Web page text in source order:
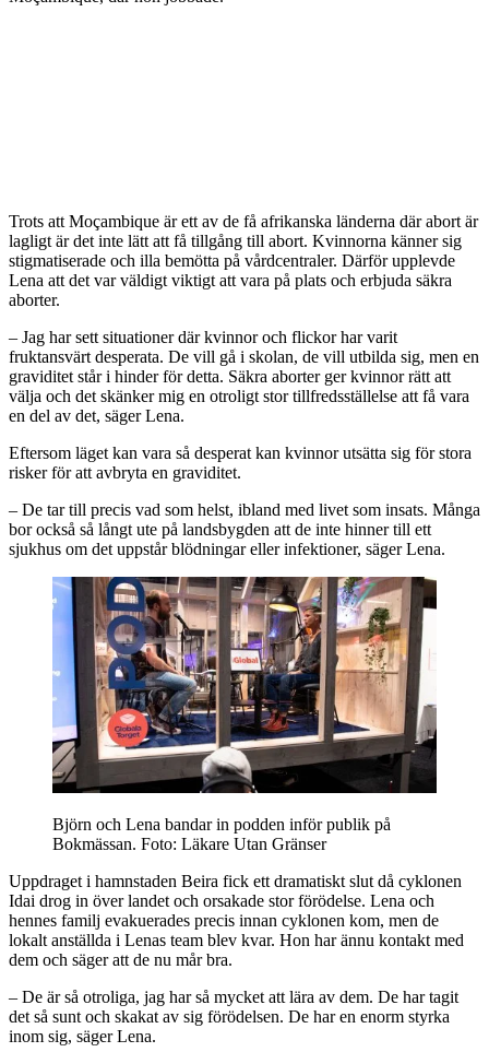
Trots att Moçambique är ett av de få afrikanska länderna där abort är
lagligt är det inte lätt att få tillgång till abort. Kvinnorna känner sig
stigmatiserade och illa bemötta på vårdcentraler. Därför upplevde
Lena att det var väldigt viktigt att vara på plats och erbjuda säkra
aborter.
– Jag har sett situationer där kvinnor och flickor har varit
fruktansvärt desperata. De vill gå i skolan, de vill utbilda sig, men en
graviditet står i hinder för detta. Säkra aborter ger kvinnor rätt att
välja och det skänker mig en otroligt stor tillfredsställelse att få vara
en del av det, säger Lena.
Eftersom läget kan vara så desperat kan kvinnor utsätta sig för stora
risker för att avbryta en graviditet.
– De tar till precis vad som helst, ibland med livet som insats. Många
bor också så långt ute på landsbygden att de inte hinner till ett
sjukhus om det uppstår blödningar eller infektioner, säger Lena.
Björn och Lena bandar in podden inför publik på
Bokmässan. Foto: Läkare Utan Gränser
Uppdraget i hamnstaden Beira fick ett dramatiskt slut då cyklonen
Idai drog in över landet och orsakade stor förödelse. Lena och
hennes familj evakuerades precis innan cyklonen kom, men de
lokalt anställda i Lenas team blev kvar. Hon har ännu kontakt med
dem och säger att de nu mår bra.
– De är så otroliga, jag har så mycket att lära av dem. De har tagit
det så sunt och skakat av sig förödelsen. De har en enorm styrka
inom sig, säger Lena.